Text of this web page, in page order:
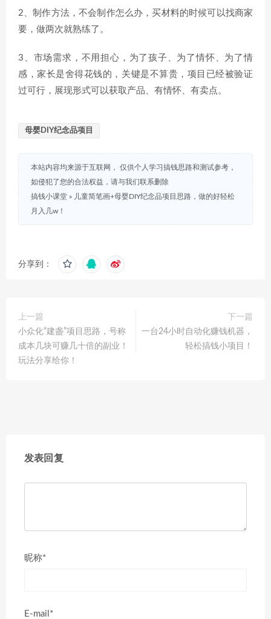
2、制作方法，不会制作怎么办，买材料的时候可以找商家
要，做两次就熟练了。
3、市场需求，不用担心，为了孩子、为了情怀、为了情
感，家长是舍得花钱的，关键是不算贵，项目已经被验证
过可行，展现形式可以获取产品、有情怀、有卖点。
母婴DIY纪念品项目
本站内容均来源于互联网， 仅供个人学习搞钱思路和测试参考，
如侵犯了您的合法权益，请与我们联系删除
搞钱小课堂 » 儿童简笔画+母婴DIY纪念品项目思路，做的好轻松
月入几w！
分享到：
上一篇
小众化“建盏”项目思路，号称
成本几块可赚几十倍的副业！
玩法分享给你！
下一篇
一台24小时自动化赚钱机器，
轻松搞钱小项目！
发表回复
昵称*
E-mail*